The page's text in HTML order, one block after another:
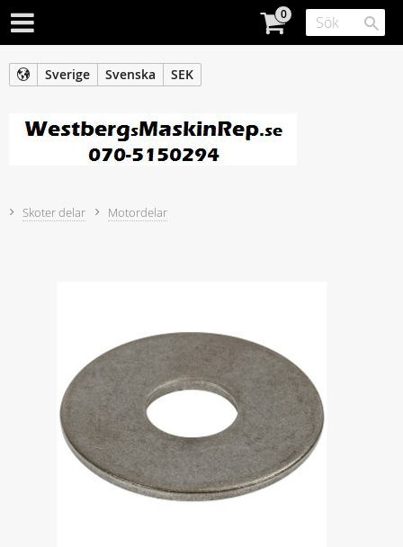
Sverige Svenska SEK
Skoter delar Motordelar